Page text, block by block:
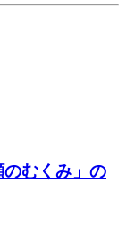
むくみ」の